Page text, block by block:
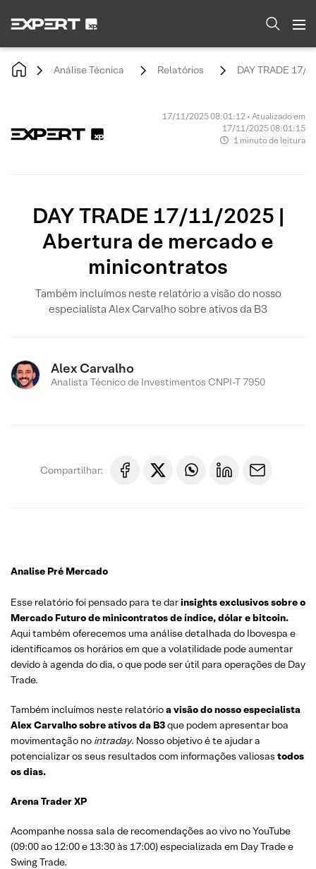
Análise Técnica Relatórios DAY TRADE 17/
17/11/2025 08:01:12 • Atualizado em
17/11/2025 08:01:15
1 minuto de leitura
DAY TRADE 17/11/2025 |
Abertura de mercado e
minicontratos
Também incluímos neste relatório a visão do nosso
especialista Alex Carvalho sobre ativos da B3
Alex Carvalho
Analista Técnico de Investimentos CNPI-T 7950
Compartilhar:
Analise Pré Mercado
Esse relatório foi pensado para te darinsights exclusivos sobre o
Mercado Futuro de minicontratos de índice, dólar e bitcoin.
Aqui também oferecemos uma análise detalhada do Ibovespa e
identificamos os horários em que a volatilidade pode aumentar
devido à agenda do dia, o que pode ser útil para operações de Day
Trade.
Também incluímos neste relatórioa visão do nosso especialista
Alex Carvalho sobre ativos da B3que podem apresentar boa
movimentação no intraday. Nosso objetivo é te ajudar a
potencializar os seus resultados com informações valiosas todos
os dias.
Arena Trader XP
Acompanhe nossa sala de recomendações ao vivo no YouTube
(09:00 ao 12:00 e 13:30 às 17:00) especializada em Day Trade e
Swing Trade.